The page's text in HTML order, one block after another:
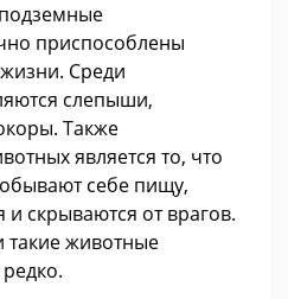
приспособлены
Среди
слепыши,
Также
является то, что
себе пищу,
скрываются от врагов.
такие животные